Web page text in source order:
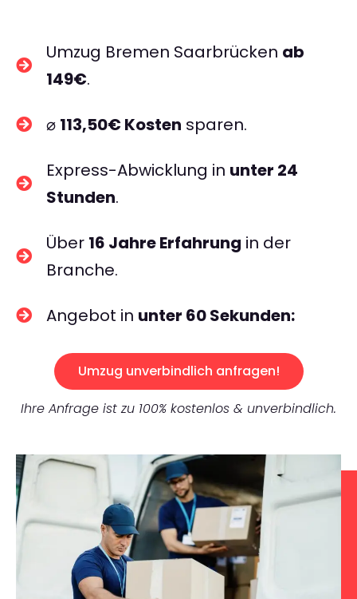
Umzug Bremen Saarbrücken ab
149€.
⌀ 113,50€ Kosten sparen.
Express-Abwicklung in unter 24
Stunden.
Über 16 Jahre Erfahrung in der
Branche.
Angebot in unter 60 Sekunden:
Umzug unverbindlich anfragen!
Ihre Anfrage ist zu 100% kostenlos & unverbindlich.